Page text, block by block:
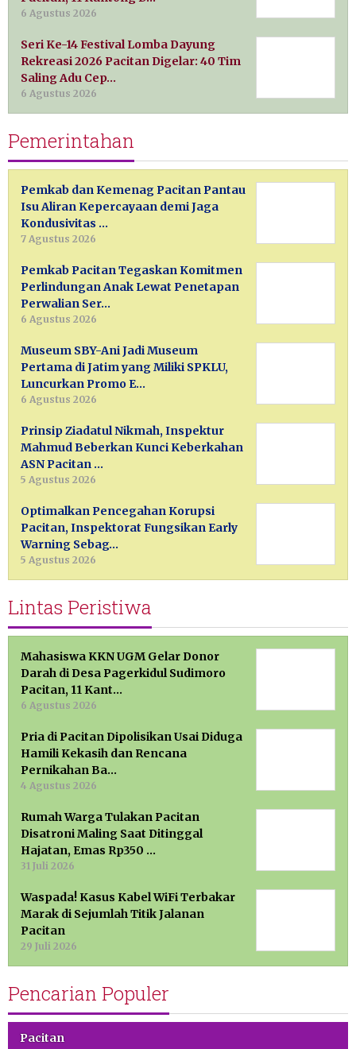
6 Agustus 2026
Seri Ke-14 Festival Lomba Dayung
Rekreasi 2026 Pacitan Digelar: 40 Tim
Saling Adu Cep…
6 Agustus 2026
Pemerintahan
Pemkab dan Kemenag Pacitan Pantau
Isu Aliran Kepercayaan demi Jaga
Kondusivitas …
7 Agustus 2026
Pemkab Pacitan Tegaskan Komitmen
Perlindungan Anak Lewat Penetapan
Perwalian Ser…
6 Agustus 2026
Museum SBY-Ani Jadi Museum
Pertama di Jatim yang Miliki SPKLU,
Luncurkan Promo E…
6 Agustus 2026
Prinsip Ziadatul Nikmah, Inspektur
Mahmud Beberkan Kunci Keberkahan
ASN Pacitan …
5 Agustus 2026
Optimalkan Pencegahan Korupsi
Pacitan, Inspektorat Fungsikan Early
Warning Sebag…
5 Agustus 2026
Lintas Peristiwa
Mahasiswa KKN UGM Gelar Donor
Darah di Desa Pagerkidul Sudimoro
Pacitan, 11 Kant…
6 Agustus 2026
Pria di Pacitan Dipolisikan Usai Diduga
Hamili Kekasih dan Rencana
Pernikahan Ba…
4 Agustus 2026
Rumah Warga Tulakan Pacitan
Disatroni Maling Saat Ditinggal
Hajatan, Emas Rp350 …
31 Juli 2026
Waspada! Kasus Kabel WiFi Terbakar
Marak di Sejumlah Titik Jalanan
Pacitan
29 Juli 2026
Pencarian Populer
Pacitan